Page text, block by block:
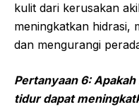
kulit dari kerusakan
meningkatkan hidrasi,
dan mengurangi
Pertanyaan 6:
tidur dapat